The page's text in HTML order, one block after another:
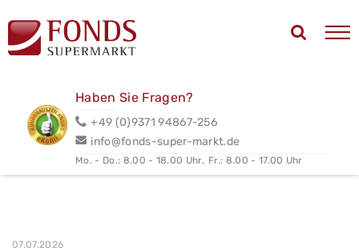
Haben Sie Fragen?
+49 (0)9371 94867-256
info@fonds-super-markt.de
Mo. - Do.: 8.00 - 18.00 Uhr, Fr.: 8.00 - 17.00 Uhr
07.07.2026